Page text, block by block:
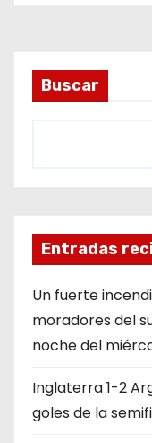
Buscar
Entradas
Un fuerte
moradores del
noche del
Inglaterra 1-2
goles de la